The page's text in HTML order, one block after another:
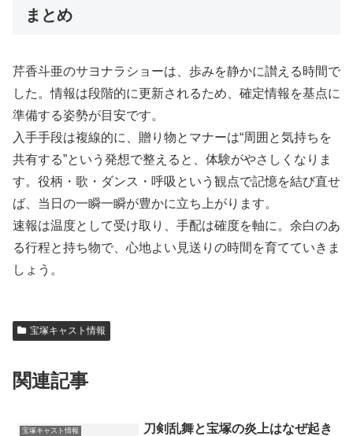
まとめ
芹香斗亜のサヨナラショーは、歩みを静かに讃える時間で
した。情報は段階的に更新されるため、確定情報を基点に
準備する姿勢が目安です。
入手手段は複線的に、贈り物とマナーは“周囲と気持ちを
共有する”という発想で整えると、体験がやさしくなりま
す。役柄・歌・ダンス・呼吸という観点で記憶を結び直せ
ば、当日の一瞬一瞬が豊かに立ち上がります。
速報は温度として受け取り、手配は確度を軸に。余白のあ
る行程と持ち物で、心地よい見送りの時間を育てていきま
しょう。
宝塚キャスト情報
関連記事
宝塚キャスト情報
刀剣乱舞と宝塚の炎上はなぜ起き